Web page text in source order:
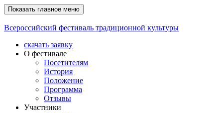
Показать главное меню
Всероссийский фестиваль традиционной культуры
скачать заявку
О фестивале
Посетителям
История
Положение
Программа
Отзывы
Участники